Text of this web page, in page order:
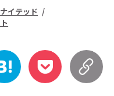
イテッド